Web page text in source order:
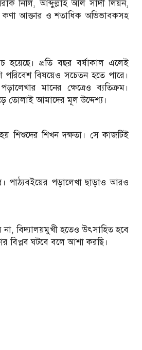
নিলি, আব্দুল্লাহ আল সাদী লিয়ন,
কণা আক্তার ও শতাধিক অভিভাবকসহ
হয়েছে। প্রতি বছর বর্ষাকাল এলেই
পরিবেশ বিষয়েও সচেতন হতে পারে।
মানের ক্ষেত্রেও ব্যতিক্রম।
তোলাই আমাদের মূল উদ্দেশ্য।
শিশুদের শিখন দক্ষতা। সে কাজটিই
পাঠ্যবইয়ের পড়ালেখা ছাড়াও আরও
বিদ্যালয়মুখী হতেও উৎসাহিত হবে
বিপ্লব ঘটবে বলে আশা করছি।